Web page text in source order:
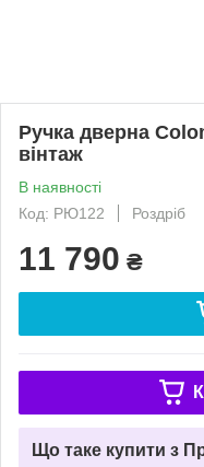
Ручка дверна
вінтаж
В наявності
Код: РЮ122
Роздріб
11 790 ₴
Що таке купити з